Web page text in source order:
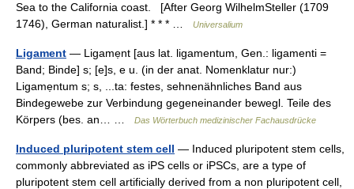
Sea to the California coast. [After Georg WilhelmSteller (1709
1746), German naturalist.] * * * …
Universalium
Ligament — Ligamẹnt [aus lat. ligamentum, Gen.: ligamenti =
Band; Binde] s; [e]s, e u. (in der anat. Nomenklatur nur:)
Ligamẹntum s; s, ...ta: festes, sehnenähnliches Band aus
Bindegewebe zur Verbindung gegeneinander bewegl. Teile des
Körpers (bes. an… …
Das Wörterbuch medizinischer Fachausdrücke
Induced pluripotent stem cell — Induced pluripotent stem cells,
commonly abbreviated as iPS cells or iPSCs, are a type of
pluripotent stem cell artificially derived from a non pluripotent cell,